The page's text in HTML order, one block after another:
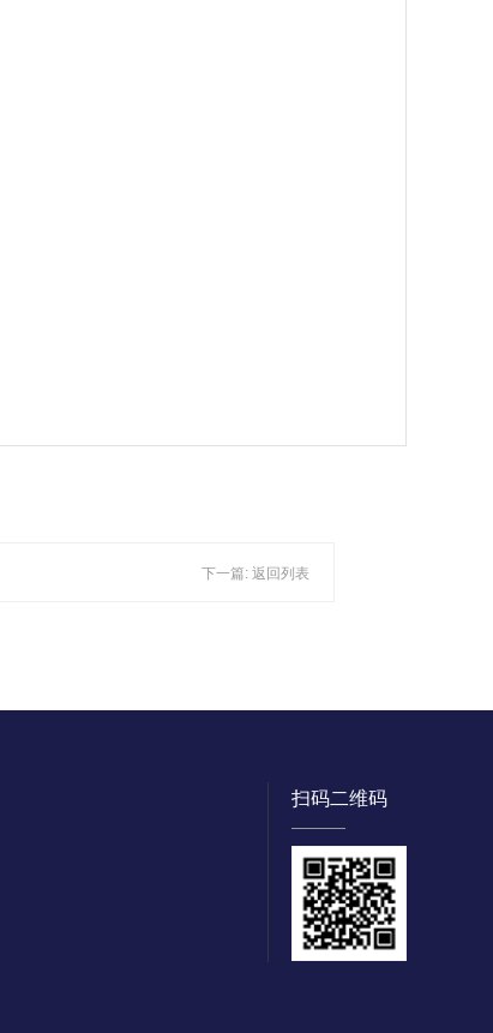
下一篇: 返回列表
扫码二维码